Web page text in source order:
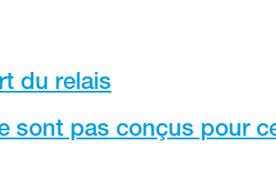
du relais
sont pas conçus pour